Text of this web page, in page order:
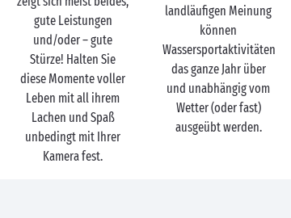
gute Leistungen
und/oder – gute
Stürze! Halten Sie
diese Momente voller
Leben mit all ihrem
Lachen und Spaß
unbedingt mit Ihrer
Kamera fest.
landläufigen Meinung
können
Wassersportaktivitäten
das ganze Jahr über
und unabhängig vom
Wetter (oder fast)
ausgeübt werden.